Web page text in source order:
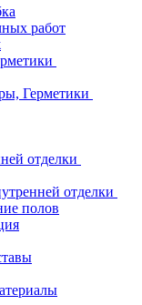
работ
Герметики
отделки
отделки
полов